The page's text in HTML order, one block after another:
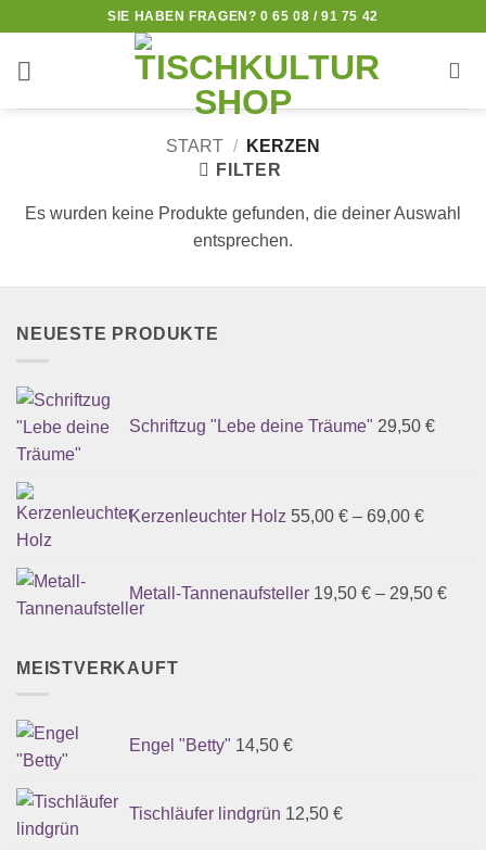
springen
SIE HABEN FRAGEN? 0 65 08 / 91 75 42
START /
KERZEN
FILTER
Es wurden keine Produkte gefunden, die deiner Auswahl
entsprechen.
NEUESTE PRODUKTE
Schriftzug "Lebe deine Träume" 29,50 €
Kerzenleuchter Holz 55,00 € – 69,00 €
Metall-Tannenaufsteller 19,50 € – 29,50 €
MEISTVERKAUFT
Engel "Betty" 14,50 €
Tischläufer lindgrün 12,50 €